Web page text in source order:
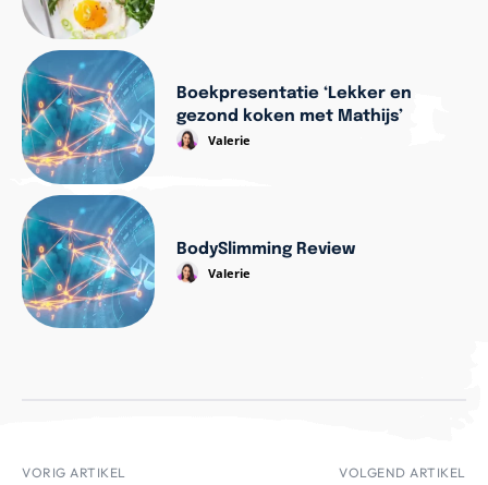
Boekpresentatie ‘Lekker en
gezond koken met Mathijs’
Valerie
BodySlimming Review
Valerie
VORIG ARTIKEL VOLGEND ARTIKEL